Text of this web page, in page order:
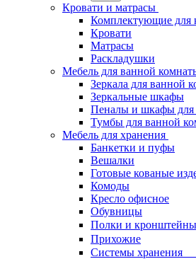
Кровати и матрасы
Комплектующие для
Кровати
Матрасы
Раскладушки
Мебель для ванной
Зеркала для ванной
Зеркальные шкафы
Пеналы и шкафы для
Тумбы для ванной
Мебель для хранения
Банкетки и пуфы
Вешалки
Готовые кованые
Комоды
Кресло офисное
Обувницы
Полки и кронштейны
Прихожие
Системы хранения